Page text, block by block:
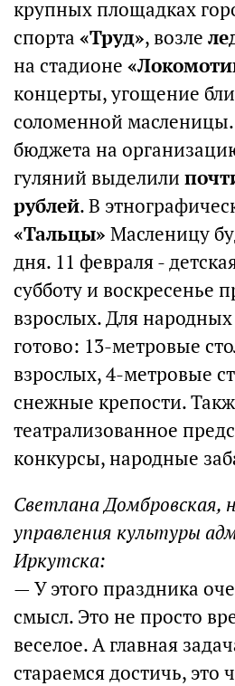
крупных площадках
спорта «Труд», возле
на стадионе
концерты, угощение
соломенной масленицы.
бюджета на
гуляний выделили
рублей. В
«Тальцы» Масленицу
дня. 11 февраля -
субботу и воскресенье
взрослых. Для
готово: 13-метровые
взрослых, 4-метровые
снежные крепости.
театрализованное
конкурсы, народные
Светлана Домбровская,
управления культуры
Иркутска:
— У этого праздника
смысл. Это не просто
веселое. А главная
стараемся достичь, это